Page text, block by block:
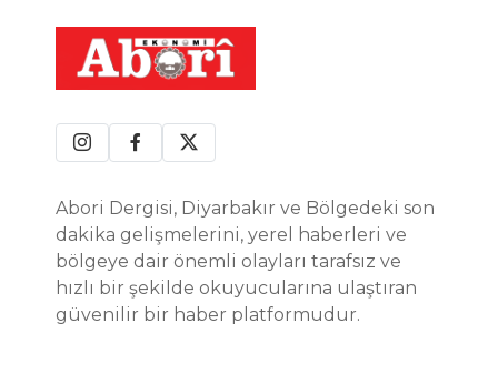
Abori Dergisi, Diyarbakır ve Bölgedeki son
dakika gelişmelerini, yerel haberleri ve
bölgeye dair önemli olayları tarafsız ve
hızlı bir şekilde okuyucularına ulaştıran
güvenilir bir haber platformudur.